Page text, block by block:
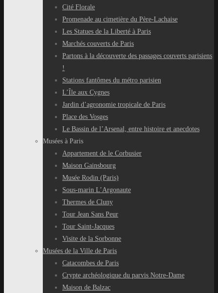
Cité Florale
Promenade au cimetière du Père-Lachaise
Les Statues de la Liberté à Paris
Marchés couverts de Paris
Partons à la découverte des passages couverts parisiens
!
Stations fantômes du métro parisien
L’Île aux Cygnes
Jardin d’agronomie tropicale de Paris
Place des Vosges
Le Bassin de l’Arsenal, entre histoire et anecdotes
Musées à Paris
Appartement de le Corbusier
Maison Gainsbourg
Musée Rodin (Paris)
Sous-marin L’Argonaute
Thermes de Cluny
Tour Jean Sans Peur
Tour Saint-Jacques
Visite de la Sorbonne
Musées de la Ville de Paris
Catacombes de Paris
Crypte archéologique du parvis Notre-Dame
Maison de Balzac